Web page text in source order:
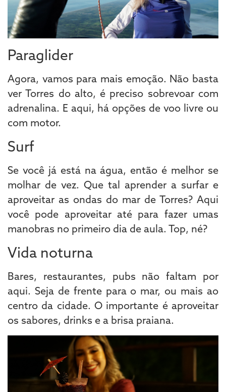
Paraglider
Agora, vamos para mais emoção. Não basta
ver Torres do alto, é preciso sobrevoar com
adrenalina. E aqui, há opções de voo livre ou
com motor.
Surf
Se você já está na água, então é melhor se
molhar de vez. Que tal aprender a surfar e
aproveitar as ondas do mar de Torres? Aqui
você pode aproveitar até para fazer umas
manobras no primeiro dia de aula. Top, né?
Vida noturna
Bares, restaurantes, pubs não faltam por
aqui. Seja de frente para o mar, ou mais ao
centro da cidade. O importante é aproveitar
os sabores, drinks e a brisa praiana.